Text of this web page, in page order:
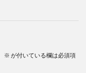
※ が付いている欄は必須項